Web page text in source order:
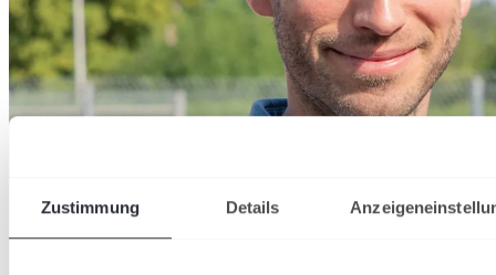
Zustimmung Details